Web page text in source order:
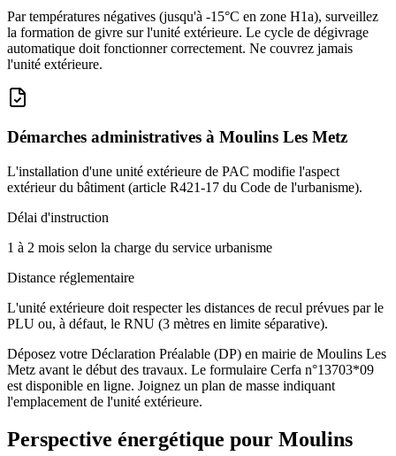
Par températures négatives (jusqu'à -15°C en zone H1a), surveillez
la formation de givre sur l'unité extérieure. Le cycle de dégivrage
automatique doit fonctionner correctement. Ne couvrez jamais
l'unité extérieure.
Démarches administratives à Moulins Les Metz
L'installation d'une unité extérieure de PAC modifie l'aspect
extérieur du bâtiment (article R421-17 du Code de l'urbanisme).
Délai d'instruction
1 à 2 mois selon la charge du service urbanisme
Distance réglementaire
L'unité extérieure doit respecter les distances de recul prévues par le
PLU ou, à défaut, le RNU (3 mètres en limite séparative).
Déposez votre Déclaration Préalable (DP) en mairie de Moulins Les
Metz avant le début des travaux. Le formulaire Cerfa n°13703*09
est disponible en ligne. Joignez un plan de masse indiquant
l'emplacement de l'unité extérieure.
Perspective énergétique pour Moulins